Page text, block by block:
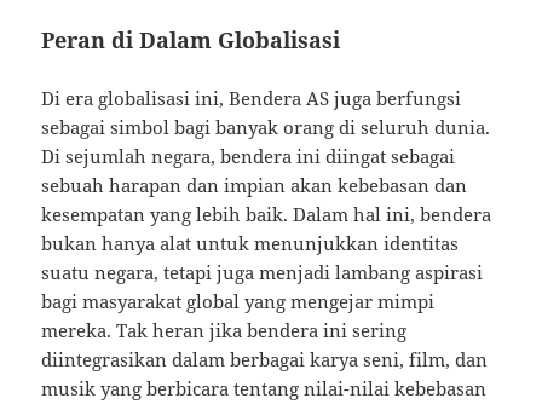
Peran di Dalam Globalisasi
Di era globalisasi ini, Bendera AS juga berfungsi
sebagai simbol bagi banyak orang di seluruh dunia.
Di sejumlah negara, bendera ini diingat sebagai
sebuah harapan dan impian akan kebebasan dan
kesempatan yang lebih baik. Dalam hal ini, bendera
bukan hanya alat untuk menunjukkan identitas
suatu negara, tetapi juga menjadi lambang aspirasi
bagi masyarakat global yang mengejar mimpi
mereka. Tak heran jika bendera ini sering
diintegrasikan dalam berbagai karya seni, film, dan
musik yang berbicara tentang nilai-nilai kebebasan